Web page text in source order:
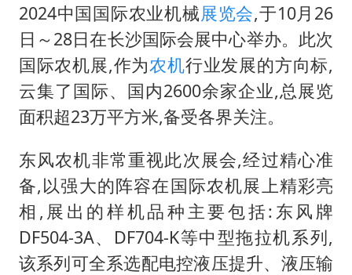
改名后的“青海拉面”店
广岛核爆81周年央视播《奥本海默》
公司“上四休三”但要降薪1000元
男子杀人后逃进深山21年活得像野人
OpenAI为免费用户升级GPT-5.6 Luna
“中国蔬菜之乡”最高温达41.8℃
985博士后被曝在妻子孕期出轨后续
如何把百年大党建设得更加坚强有力？
2024中国国际农业机械展览会,于10月26
日～28日在长沙国际会展中心举办。此次
国际农机展,作为农机行业发展的方向标,
云集了国际、国内2600余家企业,总展览
面积超23万平方米,备受各界关注。
东风农机非常重视此次展会,经过精心准
备,以强大的阵容在国际农机展上精彩亮
相,展出的样机品种主要包括:东风牌
DF504-3A、DF704-K等中型拖拉机系列,
该系列可全系选配电控液压提升、液压输